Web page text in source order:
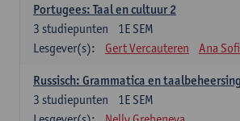
Portugees: Taal en cultuur 2
1E SEM
3 studiepunten
Lesgever(s):
Gert Vercauteren Ana
Russisch: Grammatica en
1E SEM
3 studiepunten